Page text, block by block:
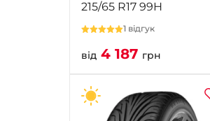
215/65 R17 99H
1 відгук
від 4 187 грн